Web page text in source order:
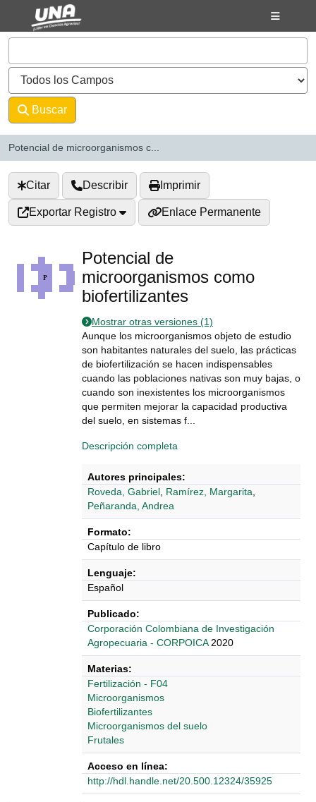
Saltar al contenido
VuFind
Buscar
Potencial de microorganismos c...
Citar Describir Imprimir
Exportar Registro Enlace Permanente
Potencial de
microorganismos como
biofertilizantes
Mostrar otras versiones (1)
Aunque los microorganismos objeto de estudio
son habitantes naturales del suelo, las prácticas
de biofertilización se hacen indispensables
cuando las poblaciones nativas son muy bajas, o
cuando son inexistentes los microorganismos
que permiten mejorar la capacidad productiva
del suelo, en sistemas f...
Descripción completa
Autores principales:
Roveda, Gabriel, Ramírez, Margarita,
Peñaranda, Andrea
Formato:
Capítulo de libro
Lenguaje:
Español
Publicado:
‎‎Corporación Colombiana de Investigación
Agropecuaria - CORPOICA 2020
Materias:
Fertilización - F04
Microorganismos
Biofertilizantes
Microorganismos del suelo
Frutales
Acceso en línea:
http://hdl.handle.net/20.500.12324/35925